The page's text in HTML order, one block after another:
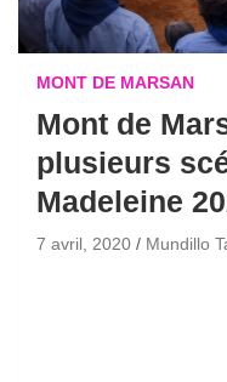
MONT DE MARSAN
Mont de
plusieurs
Madeleine
7 avril, 2020 Mundillo